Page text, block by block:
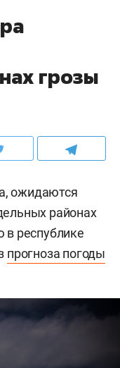
грозы
ожидаются
районах
республике
прогноза погоды